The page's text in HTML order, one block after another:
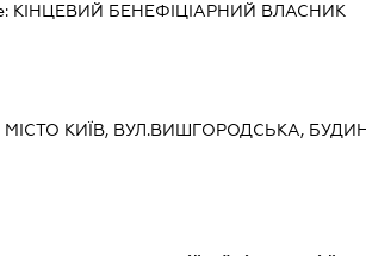
КІНЦЕВИЙ БЕНЕФІЦІАРНИЙ ВЛАСНИК
МІСТО КИЇВ, ВУЛ.ВИШГОРОДСЬКА,